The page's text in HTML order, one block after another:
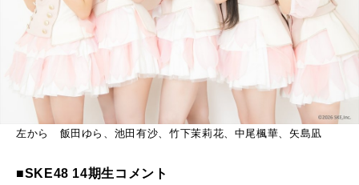
左から 飯田ゆら、池田有沙、竹下茉莉花、中尾楓華、矢島凪
■SKE48 14期生コメント